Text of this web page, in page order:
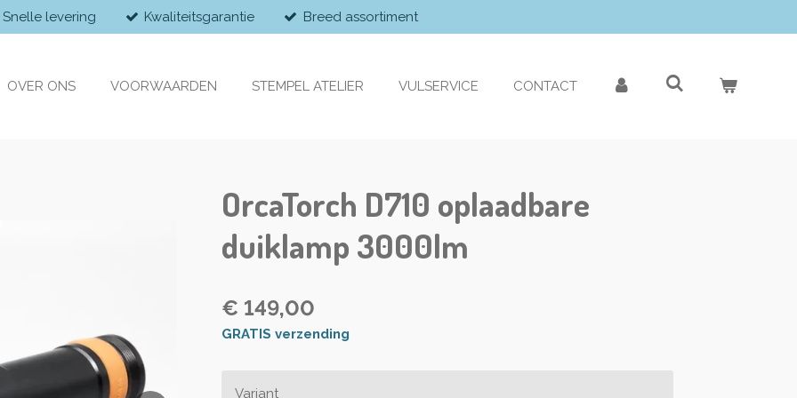
Snelle levering Kwaliteitsgarantie Breed assortiment
OVER ONS VOORWAARDEN STEMPEL ATELIER VULSERVICE CONTACT
OrcaTorch D710 oplaadbare
duiklamp 3000lm
€ 149,00
GRATIS verzending
Variant